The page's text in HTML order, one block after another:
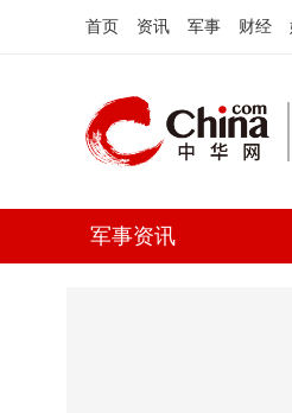
首页 资讯 军事 财经
军事资讯